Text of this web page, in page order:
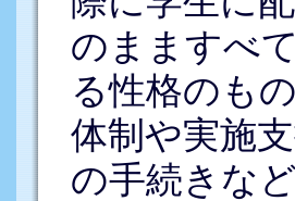
のまますべ
る性格のも
体制や実施
の手続きな